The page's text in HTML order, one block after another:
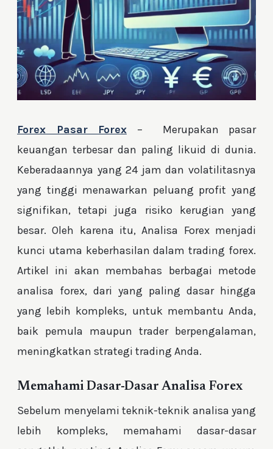
Forex Pasar Forex – Merupakan pasar
keuangan terbesar dan paling likuid di dunia.
Keberadaannya yang 24 jam dan volatilitasnya
yang tinggi menawarkan peluang profit yang
signifikan, tetapi juga risiko kerugian yang
besar. Oleh karena itu, Analisa Forex menjadi
kunci utama keberhasilan dalam trading forex.
Artikel ini akan membahas berbagai metode
analisa forex, dari yang paling dasar hingga
yang lebih kompleks, untuk membantu Anda,
baik pemula maupun trader berpengalaman,
meningkatkan strategi trading Anda.
Memahami Dasar-Dasar Analisa Forex
Sebelum menyelami teknik-teknik analisa yang
lebih kompleks, memahami dasar-dasar